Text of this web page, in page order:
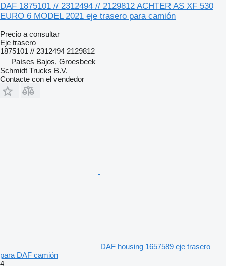
DAF 1875101 // 2312494 // 2129812 ACHTER AS XF 530
EURO 6 MODEL 2021 eje trasero para camión
Precio a consultar
Eje trasero
1875101 // 2312494 2129812
Países Bajos, Groesbeek
Schmidt Trucks B.V.
Contacte con el vendedor
DAF housing 1657589 eje trasero
para DAF camión
4